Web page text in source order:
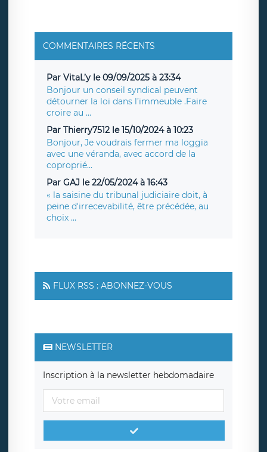
COMMENTAIRES RÉCENTS
Par VitaL’y le 09/09/2025 à 23:34
Bonjour un conseil syndical peuvent
détourner la loi dans l’immeuble .Faire
croire au ...
Par Thierry7512 le 15/10/2024 à 10:23
Bonjour, Je voudrais fermer ma loggia
avec une véranda, avec accord de la
coproprié...
Par GAJ le 22/05/2024 à 16:43
« la saisine du tribunal judiciaire doit, à
peine d'irrecevabilité, être précédée, au
choix ...
FLUX RSS : ABONNEZ-VOUS
NEWSLETTER
Inscription à la newsletter hebdomadaire